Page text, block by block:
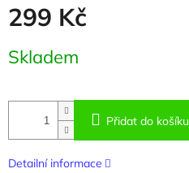
299 Kč
cena:
Skladem
Přidat do košíku
Detailní informace